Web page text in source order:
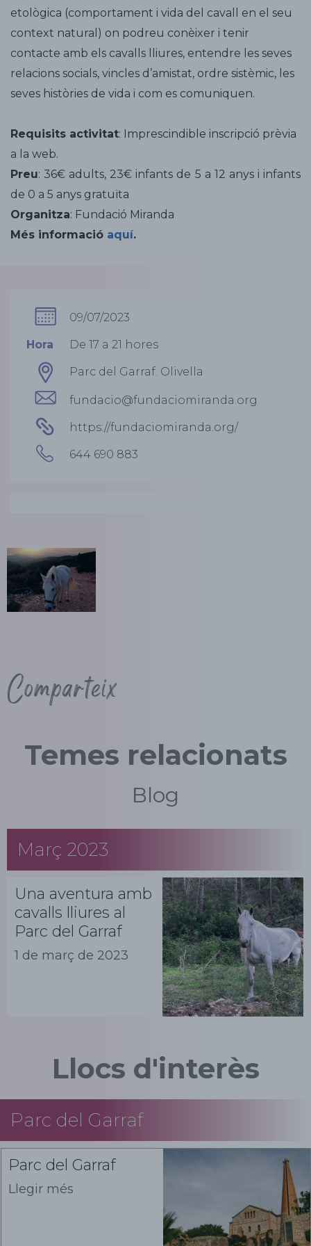
etològica (comportament i vida del cavall en el seu
context natural) on podreu conèixer i tenir
contacte amb els cavalls lliures, entendre les seves
relacions socials, vincles d’amistat, ordre sistèmic, les
seves històries de vida i com es comuniquen.
Requisits activitat: Imprescindible inscripció prèvia
a la web.
Preu: 36€ adults, 23€ infants de 5 a 12 anys i infants
de 0 a 5 anys gratuïta
Organitza: Fundació Miranda
Més informació aquí.
09/07/2023
Hora De 17 a 21 hores
Parc del Garraf. Olivella
fundacio@fundaciomiranda.org
https://fundaciomiranda.org/
644 690 883
Comparteix
Temes relacionats
Blog
Març 2023
Una aventura amb
cavalls lliures al
Parc del Garraf
1 de març de 2023
Llocs d'interès
Parc del Garraf
Parc del Garraf
Llegir més